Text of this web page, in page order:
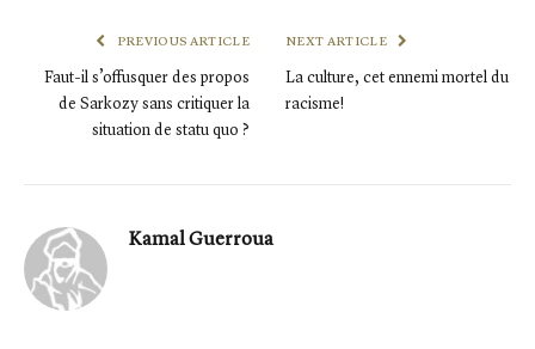
PREVIOUS ARTICLE
Faut-il s’offusquer des propos
de Sarkozy sans critiquer la
situation de statu quo ?
NEXT ARTICLE
La culture, cet ennemi mortel du
racisme!
Kamal Guerroua